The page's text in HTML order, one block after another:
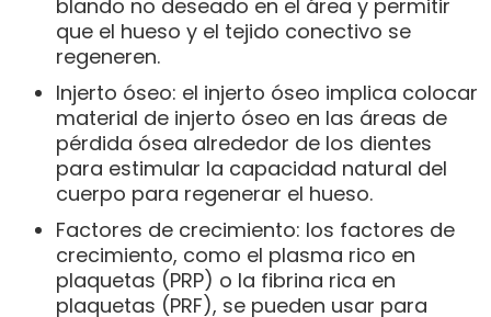
blando no deseado en el área y permitir
que el hueso y el tejido conectivo se
regeneren.
Injerto óseo: el injerto óseo implica colocar
material de injerto óseo en las áreas de
pérdida ósea alrededor de los dientes
para estimular la capacidad natural del
cuerpo para regenerar el hueso.
Factores de crecimiento: los factores de
crecimiento, como el plasma rico en
plaquetas (PRP) o la fibrina rica en
plaquetas (PRF), se pueden usar para